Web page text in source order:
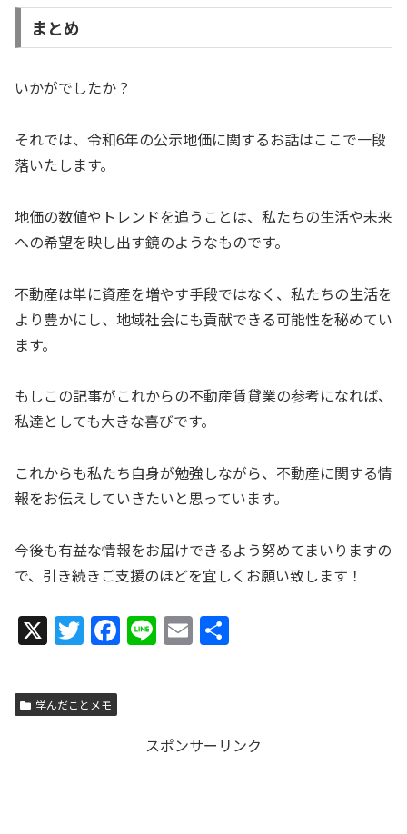
まとめ
いかがでしたか？
それでは、令和6年の公示地価に関するお話はここで一段
落いたします。
地価の数値やトレンドを追うことは、私たちの生活や未来
への希望を映し出す鏡のようなものです。
不動産は単に資産を増やす手段ではなく、私たちの生活を
より豊かにし、地域社会にも貢献できる可能性を秘めてい
ます。
もしこの記事がこれからの不動産賃貸業の参考になれば、
私達としても大きな喜びです。
これからも私たち自身が勉強しながら、不動産に関する情
報をお伝えしていきたいと思っています。
今後も有益な情報をお届けできるよう努めてまいりますの
で、引き続きご支援のほどを宜しくお願い致します！
X T
w
itt
er
F
a
Li
n
E
m
学んだことメモ
スポンサーリンク